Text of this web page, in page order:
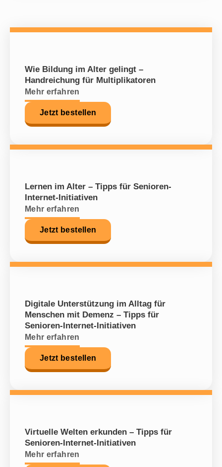
Wie Bildung im Alter gelingt –
Handreichung für Multiplikatoren
Mehr erfahren
Jetzt bestellen
Lernen im Alter – Tipps für Senioren-
Internet-Initiativen
Mehr erfahren
Jetzt bestellen
Digitale Unterstützung im Alltag für
Menschen mit Demenz – Tipps für
Senioren-Internet-Initiativen
Mehr erfahren
Jetzt bestellen
Virtuelle Welten erkunden – Tipps für
Senioren-Internet-Initiativen
Mehr erfahren